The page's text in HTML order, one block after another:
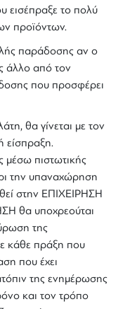
εισέπραξε το πολύ
προϊόντων.
παράδοσης αν ο
άλλο από τον
που προσφέρει
θα γίνεται με τον
είσπραξη.
μέσω πιστωτικής
την υπαναχώρηση
στην ΕΠΙΧΕΙΡΗΣΗ
θα υποχρεούται
της
κάθε πράξη που
που έχει
της ενημέρωσης
και τον τρόπο